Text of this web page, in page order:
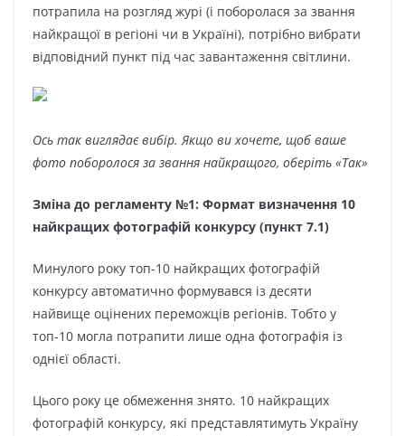
потрапила на розгляд журі (і поборолася за звання
найкращої в регіоні чи в Україні), потрібно вибрати
відповідний пункт під час завантаження світлини.
Ось так виглядає вибір. Якщо ви хочете, щоб ваше
фото поборолося за звання найкращого, оберіть «Так»
Зміна до регламенту №1: Формат визначення 10
найкращих фотографій конкурсу (пункт 7.1)
Минулого року топ-10 найкращих фотографій
конкурсу автоматично формувався із десяти
найвище оцінених переможців регіонів. Тобто у
топ-10 могла потрапити лише одна фотографія із
однієї області.
Цього року це обмеження знято. 10 найкращих
фотографій конкурсу, які представлятимуть Україну